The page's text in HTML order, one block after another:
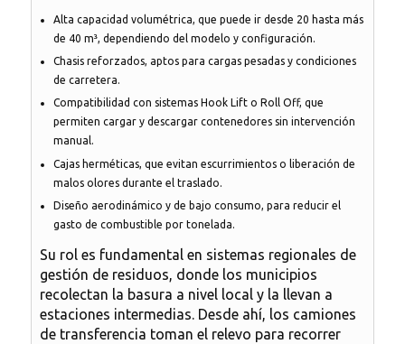
Alta capacidad volumétrica, que puede ir desde 20 hasta más
de 40 m³, dependiendo del modelo y configuración.
Chasis reforzados, aptos para cargas pesadas y condiciones
de carretera.
Compatibilidad con sistemas Hook Lift o Roll Off, que
permiten cargar y descargar contenedores sin intervención
manual.
Cajas herméticas, que evitan escurrimientos o liberación de
malos olores durante el traslado.
Diseño aerodinámico y de bajo consumo, para reducir el
gasto de combustible por tonelada.
Su rol es fundamental en sistemas regionales de
gestión de residuos, donde los municipios
recolectan la basura a nivel local y la llevan a
estaciones intermedias. Desde ahí, los camiones
de transferencia toman el relevo para recorrer